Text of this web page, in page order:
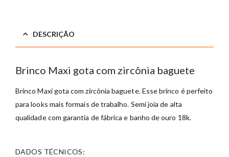
DESCRIÇÃO
Brinco Maxi gota com zircônia baguete
Brinco Maxi gota com zircônia baguete. Esse brinco é perfeito
para looks mais formais de trabalho. Semi joia de alta
qualidade com garantia de fábrica e banho de ouro 18k.
DADOS TÉCNICOS: